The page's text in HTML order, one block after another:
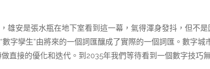
雄安是張水瓶在地下室看到這一幕，氣得渾身發抖，但不是
數字孿生”由將來的一個詞匯釀成了實際的一個詞匯。數字城
直接的優化和迭代。到2035年我們等待看到一個數字技巧